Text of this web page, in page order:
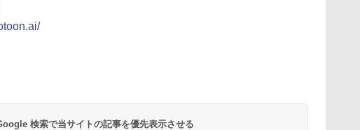
検索で当サイトの記事を優先表示させる